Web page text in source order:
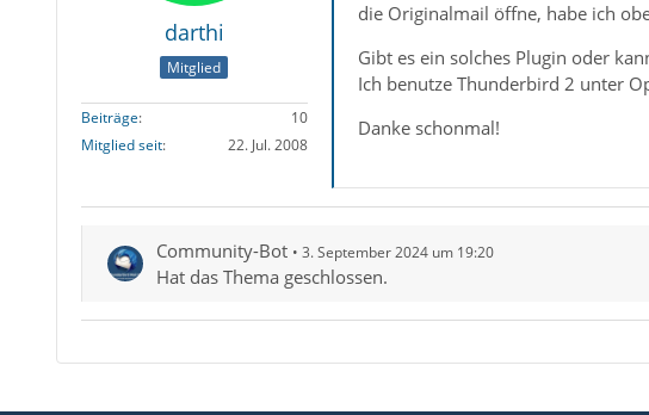
darthi
Mitglied
Beiträge
10
Mitglied seit
22. Jul. 2008
die Originalmail öffne, habe ich
Gibt es ein solches Plugin oder
Ich benutze Thunderbird 2 unter
Danke schonmal!
Community-Bot 3. September 2024 um 19:20
Hat das Thema geschlossen.